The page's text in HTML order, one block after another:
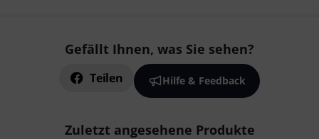
Gefällt Ihnen, was Sie sehen?
Teilen Hilfe & Feedback
Zuletzt angesehene Produkte